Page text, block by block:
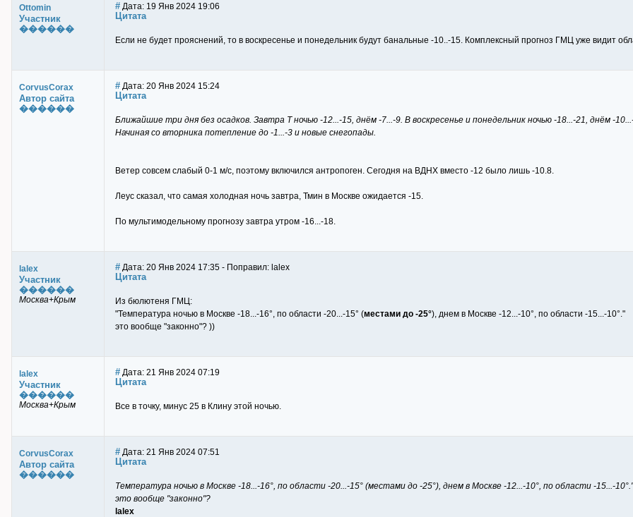
Ottomin
Участник
������
# Дата: 19 Янв 2024 19:06
Цитата
Если не будет прояснений, то в воскресенье и понедельник будут банальные -10..-15. Комплексный прогноз ГМЦ уже видит
CorvusCorax
Автор сайта
������
# Дата: 20 Янв 2024 15:24
Цитата
Ближайшие три дня без осадков. Завтра Т ночью -12...-15, днём -7...-9. В воскресенье и понедельник ночью -18...-21, днём -
Начиная со вторника потепление до -1...-3 и новые снегопады.
Ветер совсем слабый 0-1 м/с, поэтому включился антропоген. Сегодня на ВДНХ вместо -12 было лишь -10.8.
Леус сказал, что самая холодная ночь завтра, Тмин в Москве ожидается -15.
По мультимодельному прогнозу завтра утром -16...-18.
lalex
Участник
������
Москва+Крым
# Дата: 20 Янв 2024 17:35 - Поправил: lalex
Цитата
Из бюлютеня ГМЦ:
"Температура ночью в Москве -18...-16°, по области -20...-15° (местами до -25°), днем в Москве -12...-10°, по области -15...-10°."
это вообще "законно"? ))
lalex
Участник
������
Москва+Крым
# Дата: 21 Янв 2024 07:19
Цитата
Все в точку, минус 25 в Клину этой ночью.
CorvusCorax
Автор сайта
������
# Дата: 21 Янв 2024 07:51
Цитата
Температура ночью в Москве -18...-16°, по области -20...-15° (местами до -25°), днем в Москве -12...-10°, по области -15...-10°."
это вообще "законно"?
lalex